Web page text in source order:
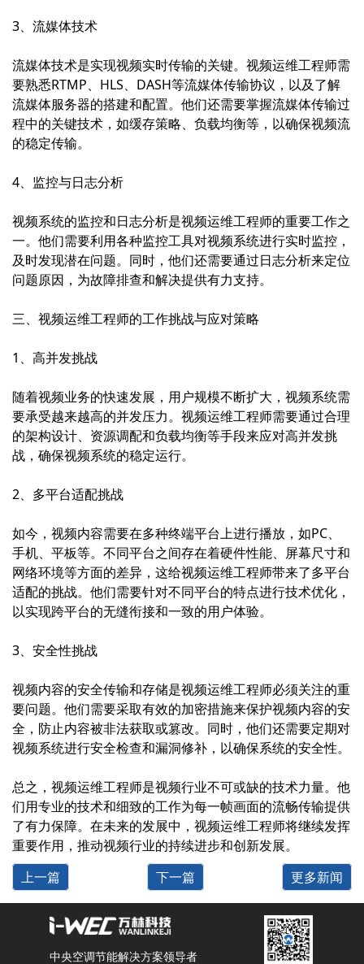
3、流媒体技术
流媒体技术是实现视频实时传输的关键。视频运维工程师需
要熟悉RTMP、HLS、DASH等流媒体传输协议，以及了解
流媒体服务器的搭建和配置。他们还需要掌握流媒体传输过
程中的关键技术，如缓存策略、负载均衡等，以确保视频流
的稳定传输。
4、监控与日志分析
视频系统的监控和日志分析是视频运维工程师的重要工作之
一。他们需要利用各种监控工具对视频系统进行实时监控，
及时发现潜在问题。同时，他们还需要通过日志分析来定位
问题原因，为故障排查和解决提供有力支持。
三、视频运维工程师的工作挑战与应对策略
1、高并发挑战
随着视频业务的快速发展，用户规模不断扩大，视频系统需
要承受越来越高的并发压力。视频运维工程师需要通过合理
的架构设计、资源调配和负载均衡等手段来应对高并发挑
战，确保视频系统的稳定运行。
2、多平台适配挑战
如今，视频内容需要在多种终端平台上进行播放，如PC、
手机、平板等。不同平台之间存在着硬件性能、屏幕尺寸和
网络环境等方面的差异，这给视频运维工程师带来了多平台
适配的挑战。他们需要针对不同平台的特点进行技术优化，
以实现跨平台的无缝衔接和一致的用户体验。
3、安全性挑战
视频内容的安全传输和存储是视频运维工程师必须关注的重
要问题。他们需要采取有效的加密措施来保护视频内容的安
全，防止内容被非法获取或篡改。同时，他们还需要定期对
视频系统进行安全检查和漏洞修补，以确保系统的安全性。
总之，视频运维工程师是视频行业不可或缺的技术力量。他
们用专业的技术和细致的工作为每一帧画面的流畅传输提供
了有力保障。在未来的发展中，视频运维工程师将继续发挥
重要作用，推动视频行业的持续进步和创新发展。
上一篇
下一篇 更多新闻
中央空调节能解决方案领导者